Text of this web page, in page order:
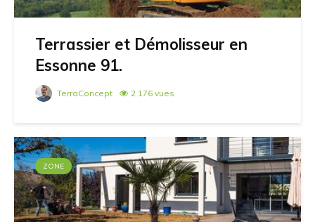
Terrassier et Démolisseur en
Essonne 91.
TerraConcept 2 176 vues
ZONE